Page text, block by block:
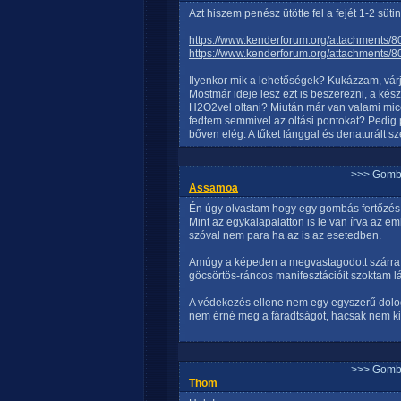
Azt hiszem penész ütötte fel a fejét 1-2
https://www.kenderforum.org/attachments/
https://www.kenderforum.org/attachments/
Ilyenkor mik a lehetőségek? Kukázzam,
Mostmár ideje lesz ezt is beszerezni, a
H2O2vel oltani? Miután már van valami
fedtem semmivel az oltási pontokat?
bőven elég. A tűket lánggal és denaturált
>>>
Assamoa
Én úgy olvastam hogy egy gombás
Mint az egykalapalatton is le van írva az
szóval nem para ha az is az esetedben.
Amúgy a képeden a megvastagodott
göcsörtös-ráncos manifesztációit szoktam
A védekezés ellene nem egy egyszerű
nem érné meg a fáradtságot, hacsak nem
>>>
Thom